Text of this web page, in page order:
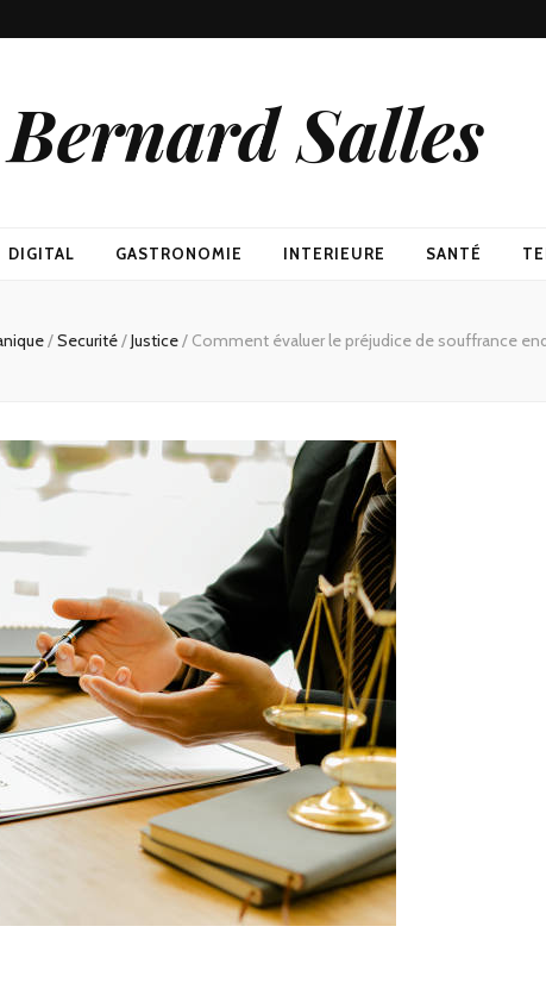
Bernard Salles
DIGITAL GASTRONOMIE INTERIEURE SANTÉ
/Securité/Justice/ Comment évaluer le préjudice de souffrance